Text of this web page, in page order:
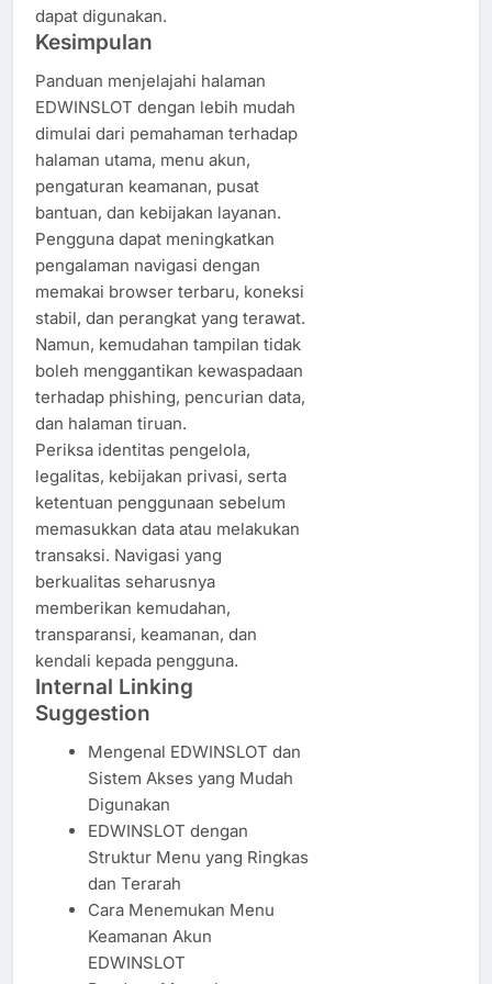
dapat digunakan.
Kesimpulan
Panduan menjelajahi halaman
EDWINSLOT dengan lebih mudah
dimulai dari pemahaman terhadap
halaman utama, menu akun,
pengaturan keamanan, pusat
bantuan, dan kebijakan layanan.
Pengguna dapat meningkatkan
pengalaman navigasi dengan
memakai browser terbaru, koneksi
stabil, dan perangkat yang terawat.
Namun, kemudahan tampilan tidak
boleh menggantikan kewaspadaan
terhadap phishing, pencurian data,
dan halaman tiruan.
Periksa identitas pengelola,
legalitas, kebijakan privasi, serta
ketentuan penggunaan sebelum
memasukkan data atau melakukan
transaksi. Navigasi yang
berkualitas seharusnya
memberikan kemudahan,
transparansi, keamanan, dan
kendali kepada pengguna.
Internal Linking
Suggestion
Mengenal EDWINSLOT dan
Sistem Akses yang Mudah
Digunakan
EDWINSLOT dengan
Struktur Menu yang Ringkas
dan Terarah
Cara Menemukan Menu
Keamanan Akun
EDWINSLOT